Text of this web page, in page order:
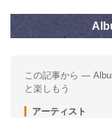
この記事から —
と楽しもう
アーティスト